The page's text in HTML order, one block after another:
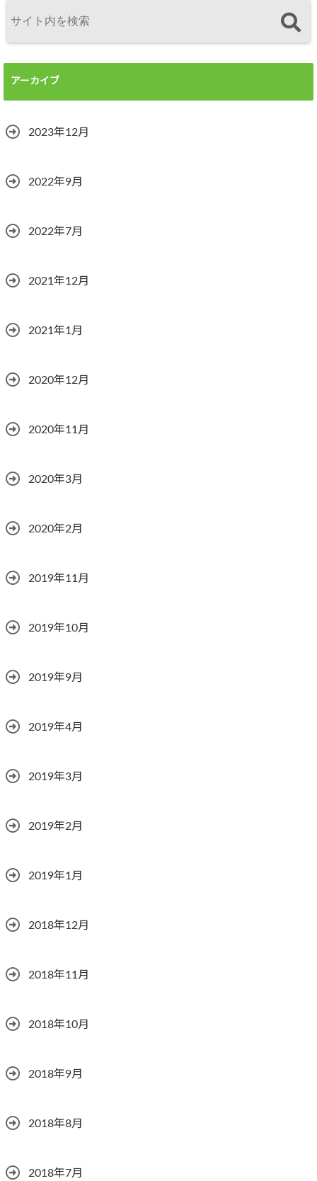
アーカイブ
2023年12月
2022年9月
2022年7月
2021年12月
2021年1月
2020年12月
2020年11月
2020年3月
2020年2月
2019年11月
2019年10月
2019年9月
2019年4月
2019年3月
2019年2月
2019年1月
2018年12月
2018年11月
2018年10月
2018年9月
2018年8月
2018年7月